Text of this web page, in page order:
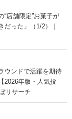
“店舗限定”お菓子が
った」（1/2） |
ウンドで活躍を期待
2026年版・人気投
リサーチ